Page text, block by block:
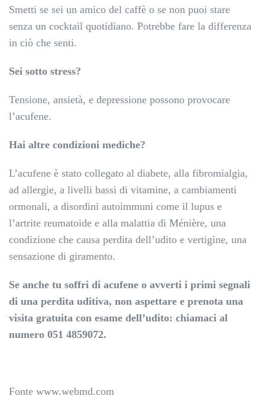
Smetti se sei un amico del caffè o se non puoi stare
senza un cocktail quotidiano. Potrebbe fare la differenza
in ciò che senti.
Sei sotto stress?
Tensione, ansietà, e depressione possono provocare
l’acufene.
Hai altre condizioni mediche?
L’acufene è stato collegato al diabete, alla fibromialgia,
ad allergie, a livelli bassi di vitamine, a cambiamenti
ormonali, a disordini autoimmuni come il lupus e
l’artrite reumatoide e alla malattia di Ménière, una
condizione che causa perdita dell’udito e vertigine, una
sensazione di giramento.
Se anche tu soffri di acufene o avverti i primi segnali
di una perdita uditiva, non aspettare e prenota una
visita gratuita con esame dell’udito: chiamaci al
numero 051 4859072.
Fonte www.webmd.com